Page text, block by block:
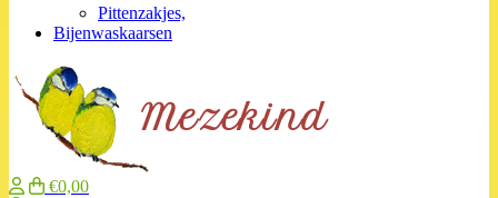
Pittenzakjes,
Bijenwaskaarsen
€0,00